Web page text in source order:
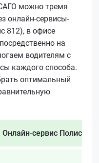
можно тремя
онлайн-сервисы-
812), в офисе
на
водителям с
каждого способа.
оптимальный
Онлайн-сервис Полис 812